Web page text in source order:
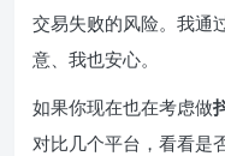
交易失败的风险。我通
意、我也安心。
如果你现在也在考虑做
对比几个平台，看看是